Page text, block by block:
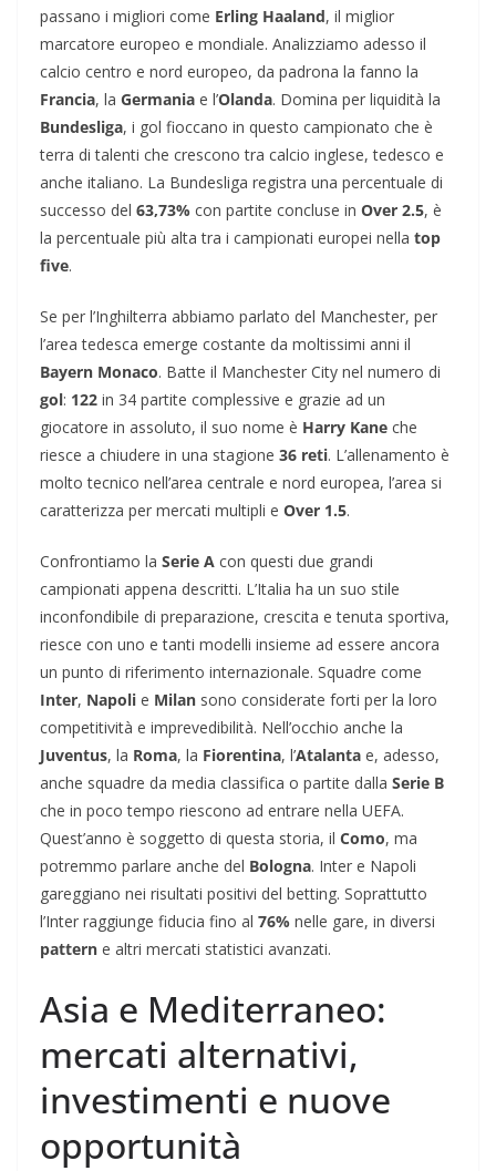
passano i migliori come Erling Haaland, il miglior
marcatore europeo e mondiale. Analizziamo adesso il
calcio centro e nord europeo, da padrona la fanno la
Francia, la Germania e l’Olanda. Domina per liquidità la
Bundesliga, i gol fioccano in questo campionato che è
terra di talenti che crescono tra calcio inglese, tedesco e
anche italiano. La Bundesliga registra una percentuale di
successo del 63,73% con partite concluse in Over 2.5, è
la percentuale più alta tra i campionati europei nella top
five.
Se per l’Inghilterra abbiamo parlato del Manchester, per
l’area tedesca emerge costante da moltissimi anni il
Bayern Monaco. Batte il Manchester City nel numero di
gol: 122 in 34 partite complessive e grazie ad un
giocatore in assoluto, il suo nome è Harry Kane che
riesce a chiudere in una stagione 36 reti. L’allenamento è
molto tecnico nell’area centrale e nord europea, l’area si
caratterizza per mercati multipli e Over 1.5.
Confrontiamo la Serie A con questi due grandi
campionati appena descritti. L’Italia ha un suo stile
inconfondibile di preparazione, crescita e tenuta sportiva,
riesce con uno e tanti modelli insieme ad essere ancora
un punto di riferimento internazionale. Squadre come
Inter, Napoli e Milan sono considerate forti per la loro
competitività e imprevedibilità. Nell’occhio anche la
Juventus, la Roma, la Fiorentina, l’Atalanta e, adesso,
anche squadre da media classifica o partite dalla Serie B
che in poco tempo riescono ad entrare nella UEFA.
Quest’anno è soggetto di questa storia, il Como, ma
potremmo parlare anche del Bologna. Inter e Napoli
gareggiano nei risultati positivi del betting. Soprattutto
l’Inter raggiunge fiducia fino al 76% nelle gare, in diversi
pattern e altri mercati statistici avanzati.
Asia e Mediterraneo:
mercati alternativi,
investimenti e nuove
opportunità